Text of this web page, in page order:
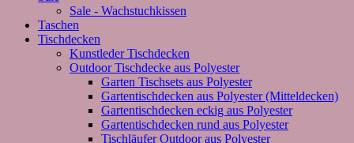
Sale - Wachstuchkissen
Taschen
Tischdecken
Kunstleder Tischdecken
Outdoor Tischdecke aus Polyester
Garten Tischsets aus Polyester
Gartentischdecken aus Polyester (Mitteldecken)
Gartentischdecken eckig aus Polyester
Gartentischdecken rund aus Polyester
Tischläufer Outdoor aus Polyester